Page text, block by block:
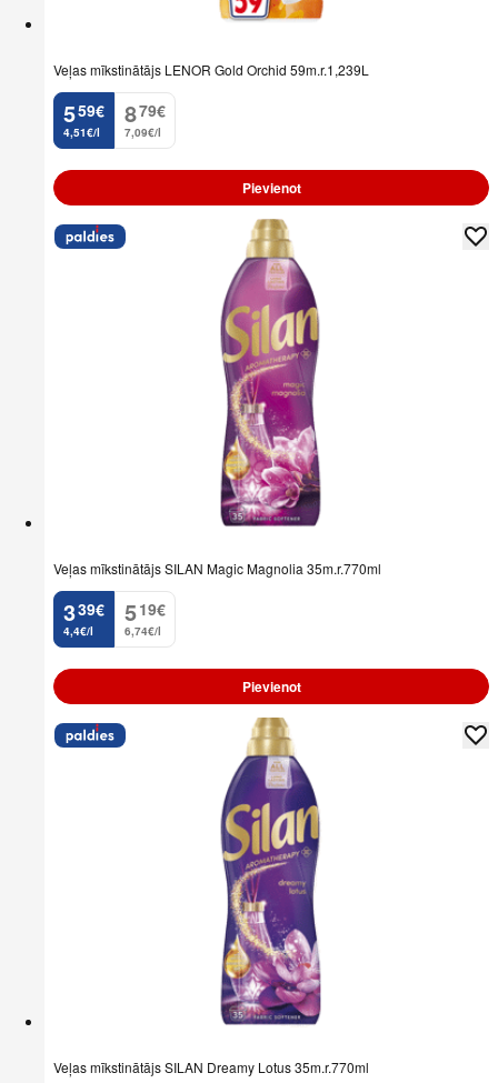
Veļas mīkstinātājs LENOR Gold Orchid 59m.r.1,239L
5
. 59€
4,51€/l
8
. 79€
7,09€/l
Pievienot
Veļas mīkstinātājs SILAN Magic Magnolia 35m.r.770ml
3
. 39€
4,4€/l
5
. 19€
6,74€/l
Pievienot
Veļas mīkstinātājs SILAN Dreamy Lotus 35m.r.770ml